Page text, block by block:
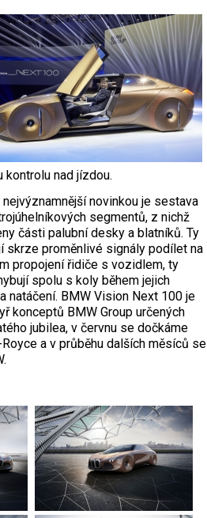
kontrolu nad jízdou.
novinkou je sestava
segmentů, z nichž
části palubní desky a blatníků. Ty
skrze proměnlivé signály podílet na
propojení řidiče s vozidlem, ty
spolu s koly během jejich
natáčení. BMW Vision Next 100 je
konceptů BMW Group určených
jubilea, v červnu se dočkáme
a v průběhu dalších měsíců se